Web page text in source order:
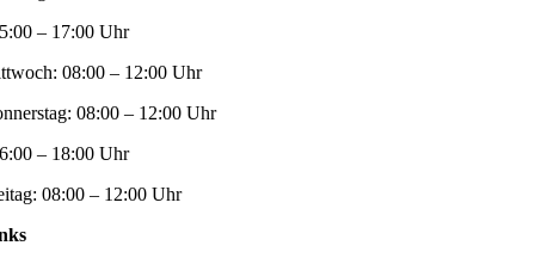
– 17:00 Uhr
08:00 – 12:00 Uhr
08:00 – 12:00 Uhr
– 18:00 Uhr
08:00 – 12:00 Uhr